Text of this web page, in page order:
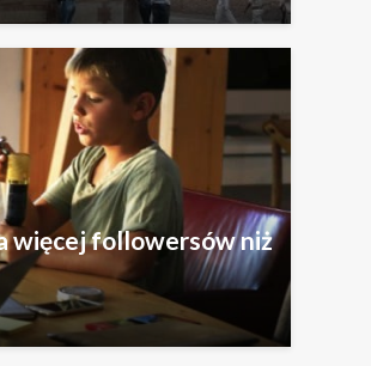
więcej followersów niż